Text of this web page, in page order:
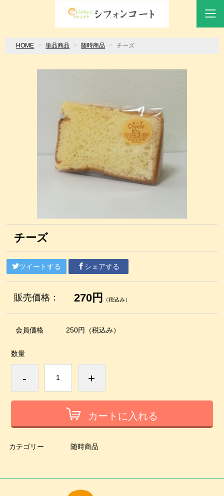
HOME 単品商品 随時商品 チーズ
チーズ
ツイートする シェアする
販売価格： 270円 （税込み）
会員価格 250円 （税込み）
数量
- +
カートに入れる
カテゴリー 随時商品